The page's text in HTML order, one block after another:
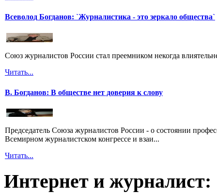
Всеволод Богданов: `Журналистика - это зеркало общества`
Союз журналистов России стал преемником некогда
Читать...
В. Богданов: В обществе нет доверия к слову
Председатель Союза журналистов России - о состоянии
Всемирном журналистском конгрессе и взаи...
Читать...
Интернет и журналист: